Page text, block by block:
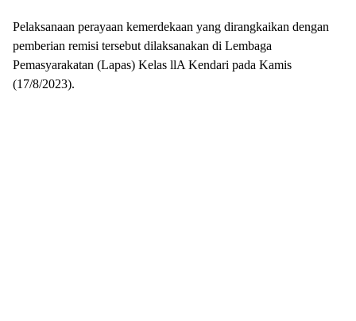
Pelaksanaan perayaan kemerdekaan yang dirangkaikan dengan
pemberian remisi tersebut dilaksanakan di Lembaga
Pemasyarakatan (Lapas) Kelas llA Kendari pada Kamis
(17/8/2023).